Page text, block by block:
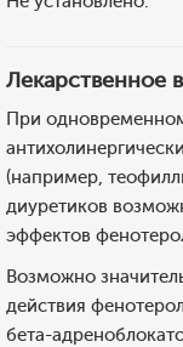
Лекарственное
При
(например,
диуретиков
эффектов
Возможно
действия
бета-